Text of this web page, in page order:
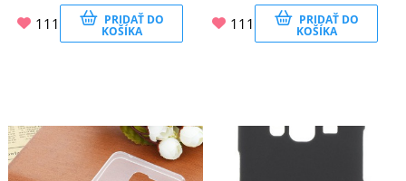
111 PRIDAŤ DO
KOŠÍKA 111 PRIDAŤ DO
KOŠÍKA